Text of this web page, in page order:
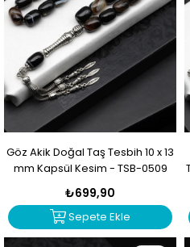
Göz Akik Doğal Taş Tesbih 10 x 13
mm Kapsül Kesim - TSB-0509
₺699,90
Sepete Ekle